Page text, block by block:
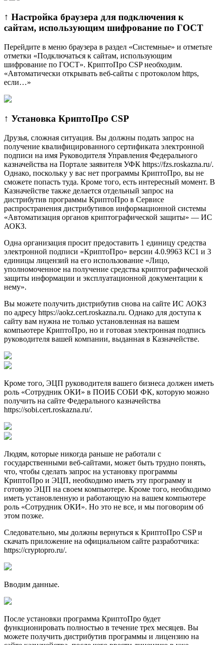
↑ Настройка браузера для подключения к
сайтам, использующим шифрование по ГОСТ
Перейдите в меню браузера в раздел «Системные» и отметьте
отметки «Подключаться к сайтам, использующим
шифрование по ГОСТ». КриптоПро CSP необходим.
«Автоматически открывать веб-сайты с протоколом https,
если…»
↑ Установка КриптоПро CSP
Друзья, сложная ситуация. Вы должны подать запрос на
получение квалифицированного сертификата электронной
подписи на имя Руководителя Управления Федерального
казначейства на Портале заявителя УФК https://fzs.roskazna.ru/.
Однако, поскольку у вас нет программы КриптоПро, вы не
сможете попасть туда. Кроме того, есть интересный момент. В
Казначействе также делается отдельный запрос на
дистрибутив программы КриптоПро в Сервисе
распространения дистрибутивов информационной системы
«Автоматизация органов криптографической защиты» — ИС
АОКЗ.
Одна организация просит предоставить 1 единицу средства
электронной подписи «КриптоПро» версии 4.0.9963 КС1 и 3
единицы лицензий на его использование «Лицо,
уполномоченное на получение средства криптографической
защиты информации и эксплуатационной документации к
нему».
Вы можете получить дистрибутив снова на сайте ИС АОКЗ
по адресу https://aokz.cert.roskazna.ru. Однако для доступа к
сайту вам нужна не только установленная на вашем
компьютере КриптоПро, но и готовая электронная подпись
руководителя вашей компании, выданная в Казначействе.
Кроме того, ЭЦП руководителя вашего бизнеса должен иметь
роль «Сотрудник ОКИ» в ПОИБ СОБИ ФК, которую можно
получить на сайте Федерального казначейства
https://sobi.cert.roskazna.ru/.
Людям, которые никогда раньше не работали с
государственными веб-сайтами, может быть трудно понять,
что, чтобы сделать запрос на установку программы
КриптоПро и ЭЦП, необходимо иметь эту программу и
готовую ЭЦП на своем компьютере. Кроме того, необходимо
иметь установленную и работающую на вашем компьютере
роль «Сотрудник ОКИ». Но это не все, и мы поговорим об
этом позже.
Следовательно, мы должны вернуться к КриптоПро CSP и
скачать приложение на официальном сайте разработчика:
https://cryptopro.ru/.
Вводим данные.
После установки программа КриптоПро будет
функционировать полностью в течение трех месяцев. Вы
можете получить дистрибутив программы и лицензию на